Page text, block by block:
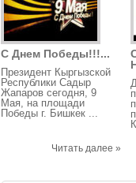
С Днем Победы!!!...
Президент Кыргызской
Республики Садыр
Жапаров сегодня, 9
Мая, на площади
Победы г. Бишкек ...
Читать далее »